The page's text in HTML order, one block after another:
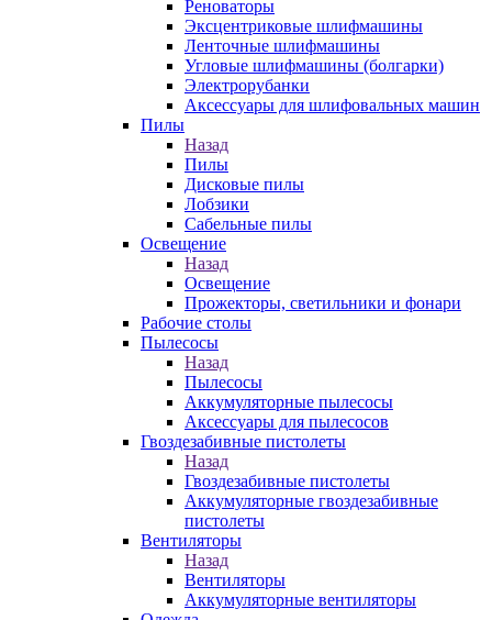
Реноваторы
Эксцентриковые шлифмашины
Ленточные шлифмашины
Угловые шлифмашины (болгарки)
Электрорубанки
Аксессуары для шлифовальных машин
Пилы
Назад
Пилы
Дисковые пилы
Лобзики
Сабельные пилы
Освещение
Назад
Освещение
Прожекторы, светильники и фонари
Рабочие столы
Пылесосы
Назад
Пылесосы
Аккумуляторные пылесосы
Аксессуары для пылесосов
Гвоздезабивные пистолеты
Назад
Гвоздезабивные пистолеты
Аккумуляторные гвоздезабивные
пистолеты
Вентиляторы
Назад
Вентиляторы
Аккумуляторные вентиляторы